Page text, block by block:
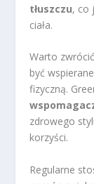
tłuszczu, co
ciała.
Warto
być
fizyczną.
zdrowego
korzyści.
Regularne